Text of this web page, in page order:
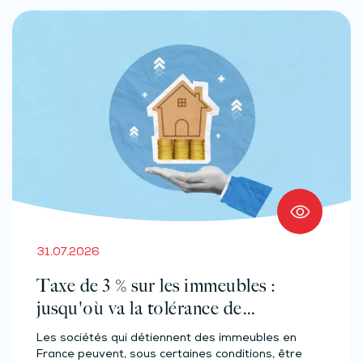
31.07.2026
Taxe de 3 % sur les immeubles :
jusqu'où va la tolérance de
l'administration ?
Les sociétés qui détiennent des immeubles en
France peuvent, sous certaines conditions, être